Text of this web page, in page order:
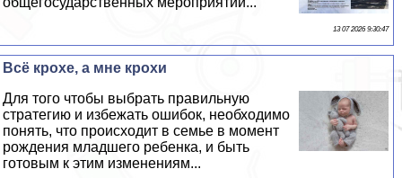
13 07 2026 9:30:47
Всё крохе, а мне крохи
Для того чтобы выбрать правильную
стратегию и избежать ошибок, необходимо
понять, что происходит в семье в момент
рождения младшего ребенка, и быть
готовым к этим изменениям...